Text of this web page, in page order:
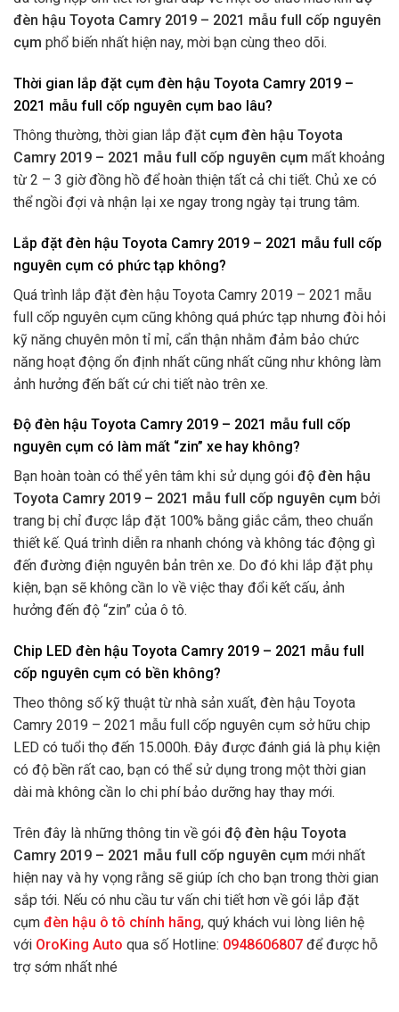
đèn hậu Toyota Camry 2019 – 2021 mẫu full cốp nguyên
cụm phổ biến nhất hiện nay, mời bạn cùng theo dõi.
Thời gian lắp đặt cụm đèn hậu Toyota Camry 2019 –
2021 mẫu full cốp nguyên cụm bao lâu?
Thông thường, thời gian lắp đặt cụm đèn hậu Toyota
Camry 2019 – 2021 mẫu full cốp nguyên cụm mất khoảng
từ 2 – 3 giờ đồng hồ để hoàn thiện tất cả chi tiết. Chủ xe có
thể ngồi đợi và nhận lại xe ngay trong ngày tại trung tâm.
Lắp đặt đèn hậu Toyota Camry 2019 – 2021 mẫu full cốp
nguyên cụm có phức tạp không?
Quá trình lắp đặt đèn hậu Toyota Camry 2019 – 2021 mẫu
full cốp nguyên cụm cũng không quá phức tạp nhưng đòi hỏi
kỹ năng chuyên môn tỉ mỉ, cẩn thận nhằm đảm bảo chức
năng hoạt động ổn định nhất cũng nhất cũng như không làm
ảnh hưởng đến bất cứ chi tiết nào trên xe.
Độ đèn hậu Toyota Camry 2019 – 2021 mẫu full cốp
nguyên cụm có làm mất “zin” xe hay không?
Bạn hoàn toàn có thể yên tâm khi sử dụng gói độ đèn hậu
Toyota Camry 2019 – 2021 mẫu full cốp nguyên cụm bởi
trang bị chỉ được lắp đặt 100% bằng giắc cắm, theo chuẩn
thiết kế. Quá trình diễn ra nhanh chóng và không tác động gì
đến đường điện nguyên bản trên xe. Do đó khi lắp đặt phụ
kiện, bạn sẽ không cần lo về việc thay đổi kết cấu, ảnh
hưởng đến độ “zin” của ô tô.
Chip LED đèn hậu Toyota Camry 2019 – 2021 mẫu full
cốp nguyên cụm có bền không?
Theo thông số kỹ thuật từ nhà sản xuất, đèn hậu Toyota
Camry 2019 – 2021 mẫu full cốp nguyên cụm sở hữu chip
LED có tuổi thọ đến 15.000h. Đây được đánh giá là phụ kiện
có độ bền rất cao, bạn có thể sử dụng trong một thời gian
dài mà không cần lo chi phí bảo dưỡng hay thay mới.
Trên đây là những thông tin về gói độ đèn hậu Toyota
Camry 2019 – 2021 mẫu full cốp nguyên cụm mới nhất
hiện nay và hy vọng rằng sẽ giúp ích cho bạn trong thời gian
sắp tới. Nếu có nhu cầu tư vấn chi tiết hơn về gói lắp đặt
cụm đèn hậu ô tô chính hãng, quý khách vui lòng liên hệ
với OroKing Auto qua số Hotline: 0948606807 để được hỗ
trợ sớm nhất nhé